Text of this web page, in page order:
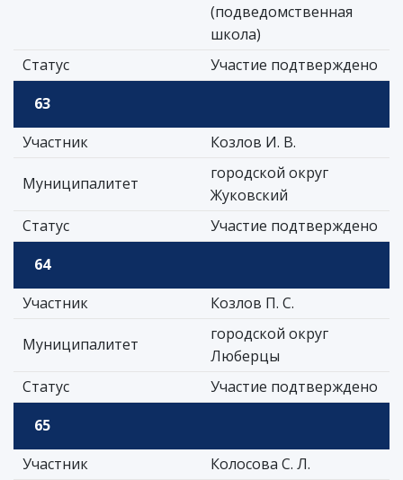
(подведомственная
школа)
Статус
Участие подтверждено
63
Участник
Козлов И. В.
Муниципалитет
городской округ
Жуковский
Статус
Участие подтверждено
64
Участник
Козлов П. С.
Муниципалитет
городской округ
Люберцы
Статус
Участие подтверждено
65
Участник
Колосова С. Л.